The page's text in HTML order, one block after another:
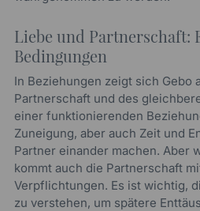
Liebe und Partnerschaft:
Bedingungen
In Beziehungen zeigt sich Gebo
Partnerschaft und des
einer funktionierenden
Zuneigung, aber auch Zeit und
Partner einander machen. Aber
kommt auch die Partnerschaft
Verpflichtungen. Es ist wichtig,
zu verstehen, um spätere